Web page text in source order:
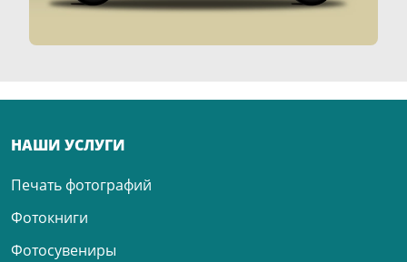
НАШИ УСЛУГИ
Печать фотографий
Фотокниги
Фотосувениры